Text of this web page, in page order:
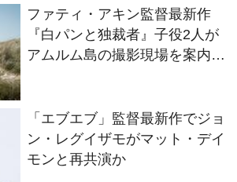
ファティ・アキン監督最新作
『白パンと独裁者』子役2人が
アムルム島の撮影現場を案内！
「エブエブ」監督最新作でジョ
ン・レグイザモがマット・デイ
モンと再共演か